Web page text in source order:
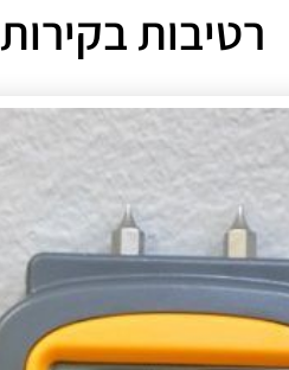
רטיבות בקירות